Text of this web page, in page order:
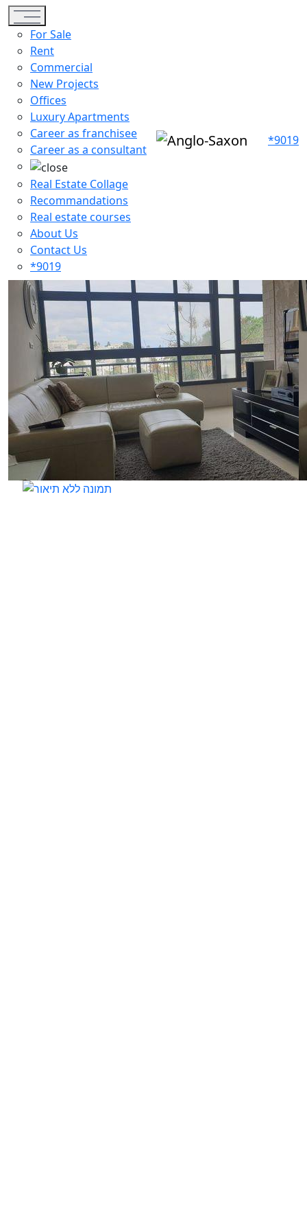
Toggle navigation
For Sale
Rent
Commercial
New Projects
Offices
Luxury Apartments
Career as franchisee
Career as a consultant
Real Estate Collage
Recommandations
Real estate courses
About Us
Contact Us
*9019
*9019